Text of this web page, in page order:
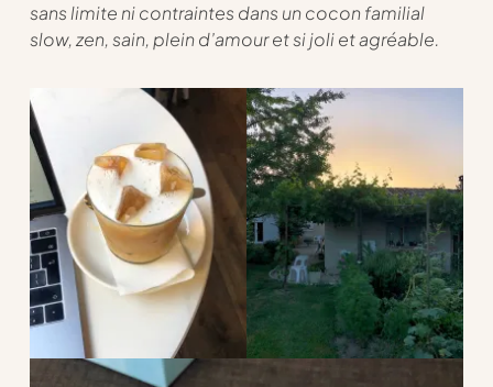
sans limite ni contraintes dans un cocon familial
slow, zen, sain, plein d’amour et si joli et agréable.